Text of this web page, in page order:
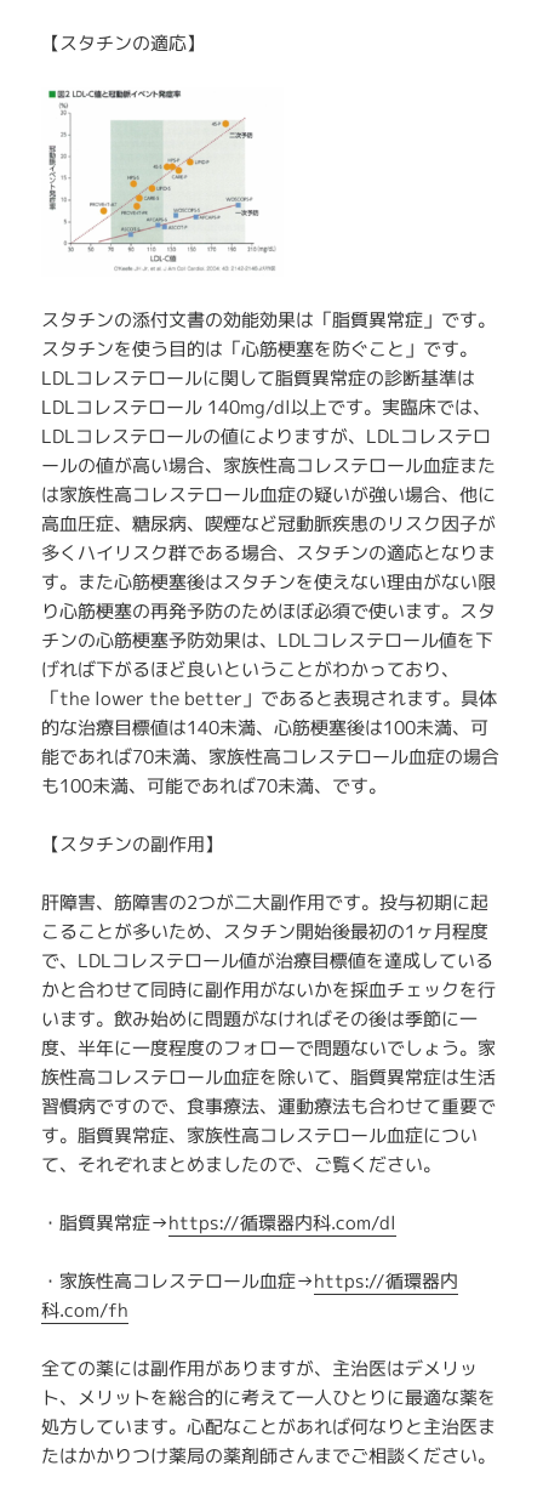
【スタチンの適応】
スタチンの添付文書の効能効果は「脂質異常症」です。
スタチンを使う目的は「心筋梗塞を防ぐこと」です。
LDLコレステロールに関して脂質異常症の診断基準は
LDLコレステロール 140mg/dl以上です。実臨床では、
LDLコレステロールの値によりますが、LDLコレステロ
ールの値が高い場合、家族性高コレステロール血症また
は家族性高コレステロール血症の疑いが強い場合、他に
高血圧症、糖尿病、喫煙など冠動脈疾患のリスク因子が
多くハイリスク群である場合、スタチンの適応となりま
す。また心筋梗塞後はスタチンを使えない理由がない限
り心筋梗塞の再発予防のためほぼ必須で使います。スタ
チンの心筋梗塞予防効果は、LDLコレステロール値を下
げれば下がるほど良いということがわかっており、
「the lower the better」であると表現されます。具体
的な治療目標値は140未満、心筋梗塞後は100未満、可
能であれば70未満、家族性高コレステロール血症の場合
も100未満、可能であれば70未満、です。
【スタチンの副作用】
肝障害、筋障害の2つが二大副作用です。投与初期に起
こることが多いため、スタチン開始後最初の1ヶ月程度
で、LDLコレステロール値が治療目標値を達成している
かと合わせて同時に副作用がないかを採血チェックを行
います。飲み始めに問題がなければその後は季節に一
度、半年に一度程度のフォローで問題ないでしょう。家
族性高コレステロール血症を除いて、脂質異常症は生活
習慣病ですので、食事療法、運動療法も合わせて重要で
す。脂質異常症、家族性高コレステロール血症につい
て、それぞれまとめましたので、ご覧ください。
・脂質異常症→https://循環器内科.com/dl
・家族性高コレステロール血症→https://循環器内
科.com/fh
全ての薬には副作用がありますが、主治医はデメリッ
ト、メリットを総合的に考えて一人ひとりに最適な薬を
処方しています。心配なことがあれば何なりと主治医ま
たはかかりつけ薬局の薬剤師さんまでご相談ください。